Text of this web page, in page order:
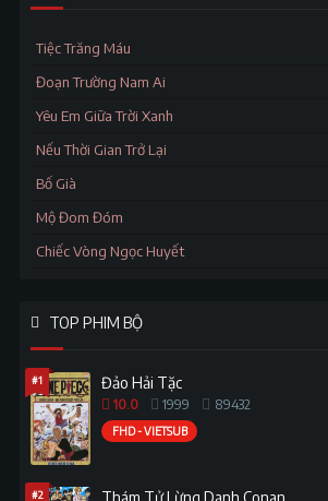
Tiệc Trăng Máu
Đoạn Trường Nam Ai
Yêu Em Giữa Trời Xanh
Nếu Thời Gian Trở Lại
Bố Già
Mộ Đom Đóm
Chiếc Vòng Ngọc Huyết
TOP PHIM BỘ
#1 Đảo Hải Tặc
10.0 1999 89432
FHD - VIETSUB
#2 Thám Tử Lừng Danh Conan